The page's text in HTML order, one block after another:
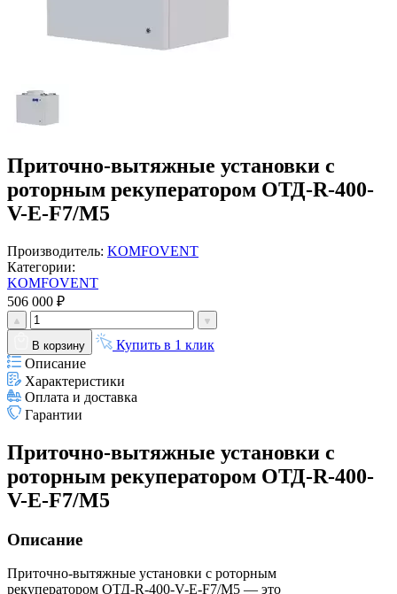
Приточно-вытяжные установки с
роторным рекуператором ОТД-R-400-
V-E-F7/M5
Производитель: KOMFOVENT
Категории:
KOMFOVENT
506 000 ₽
В корзину
Купить в 1 клик
Описание
Характеристики
Оплата и доставка
Гарантии
Приточно-вытяжные установки с
роторным рекуператором ОТД-R-400-
V-E-F7/M5
Описание
Приточно-вытяжные установки с роторным
рекуператором ОТД-R-400-V-E-F7/M5 — это